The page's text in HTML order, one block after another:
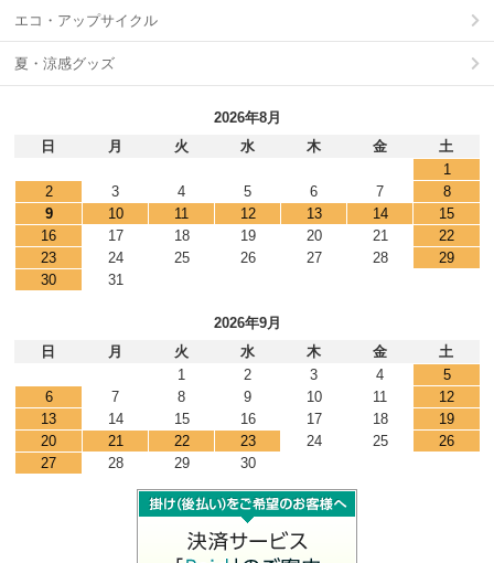
エコ・アップサイクル
夏・涼感グッズ
2026年8月
日
月 火 水 木 金
土
1
2
3 4 5 6 7
8
9
10 11 12 13 14
15
16
17 18 19 20 21
22
23
24 25 26 27 28
29
30
31
2026年9月
日
月 火 水 木 金
土
1
2 3 4
5
6
7 8 9 10 11
12
13
14 15 16 17 18
19
20
21 22 23 24 25
26
27
28 29 30